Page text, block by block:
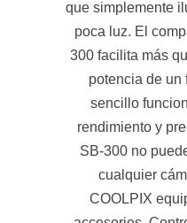
que simplemente
poca luz. El
300 facilita más
potencia de un
sencillo
rendimiento y
SB-300 no
cualquier
COOLPIX